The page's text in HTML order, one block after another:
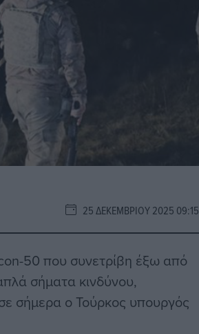
25 ΔΕΚΕΜΒΡΊΟΥ 2025 09:15
50 που συνετρίβη έξω από
σήματα κινδύνου,
σήμερα ο Τούρκος υπουργός